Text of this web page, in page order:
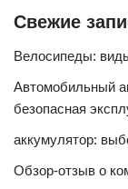
Свежие
Велосипеды:
Автомобильный
безопасная
аккумулятор:
Обзор-отзыв о